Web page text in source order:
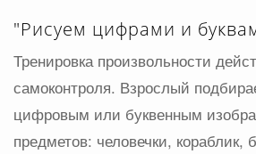
"Рисуем цифрами и
Тренировка произвольности
самоконтроля. Взрослый
цифровым или буквенным
предметов: человечки, кораблик,